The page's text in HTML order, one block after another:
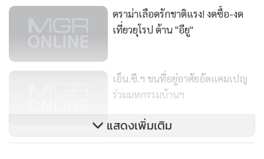
ยากจนที่รัฐจะเข้าไปช่วยเหลือโดยตรง แต่นั่นหมายความว่าทุก
คน ไม่ว่าจะรวย จน ไม่มีการศึกษา มีการศึกษา เด็ก หรือคนชรา
ที่บริษัทประกันในสหรัฐอเมริกาสามารถปฏิเสธการจ่ายค่ารักษา
พยาบาลเมื่อไรก็ได้ และมีค่าใช้จ่ายที่ลงทุนไปกับหน่วยงานตรวจ
พยาบาลให้แก่ลูกค้าที่ซื้อประกันสุขภาพกับตน อีกทั้งบริษัท
ประกันอาจเรียกเก็บค่ารักษาเพิ่มมากขึ้นจากปัญหาสุขภาพใน
ดราม่าเลือดรักชาติแรง! งดซื้อ-งด
เที่ยวยุโรป ต้าน "อียู"
เอ็น.ซี.ฯ ขนที่อยู่อาศัยอัดแคมเปญ
ร่วมมหกรรมบ้านฯ
แผ่นดินของไทย ปัญหาของคนไทย
แสดงเพิ่มเติม